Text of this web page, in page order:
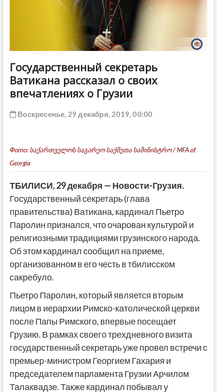
Государственный секретарь
Ватикана рассказал о своих
впечатлениях о Грузии
Воскресенье, 29 декабря, 2019, 00:00
Фото: საქართველოს საგარეო საქმეთა სამინისტრო / MFA of
Georgia
ТБИЛИСИ, 29 декабря — Новости-Грузия.
Государственный секретарь (глава
правительства) Ватикана, кардинал Пьетро
Паролин признался, что очарован культурой и
религиозными традициями грузинского народа.
Об этом кардинал сообщил на приеме,
организованном в его честь в тбилисском
сакребуло.
Пьетро Паролин, который является вторым
лицом в иерархии Римско-католической церкви
после Папы Римского, впервые посещает
Грузию. В рамках своего трехдневного визита
государственный секретарь уже провел встречи с
премьер-министром Георгием Гахария и
председателем парламента Грузии Арчилом
Талаквадзе. Также кардинал побывал у